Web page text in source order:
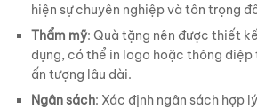
hiện sự chuyên nghiệp và tôn trọng
Thẩm mỹ: Quà tặng nên được thiết
dụng, có thể in logo hoặc thông điệp
ấn tượng lâu dài.
Ngân sách: Xác định ngân sách hợp